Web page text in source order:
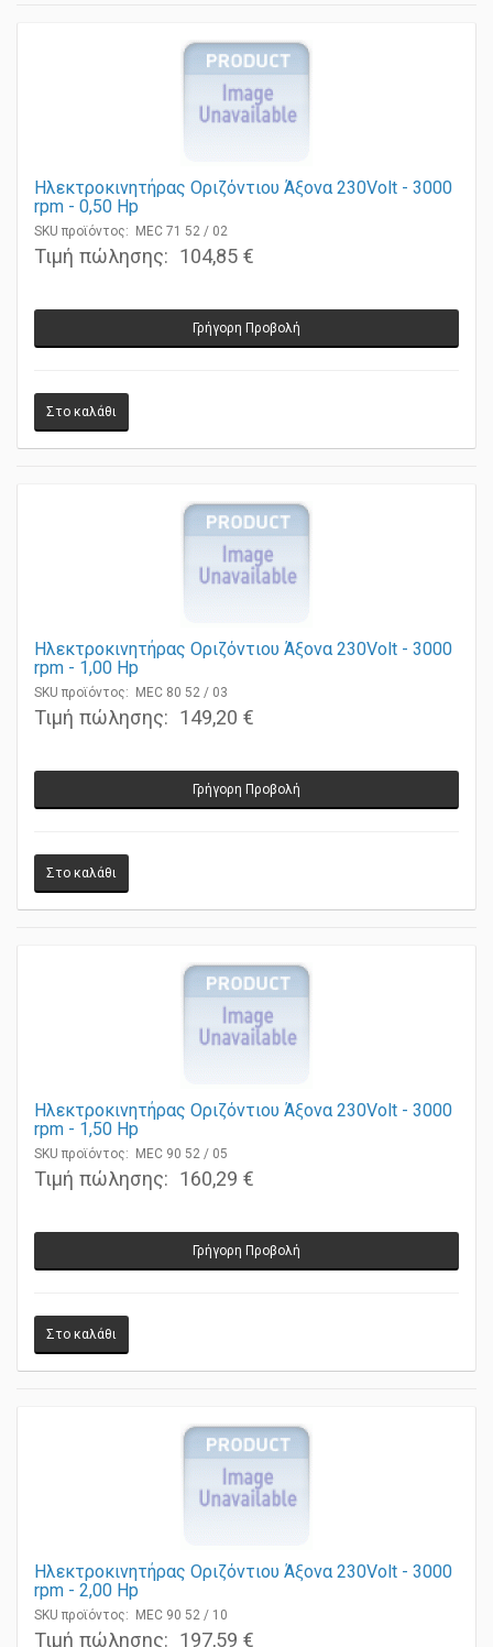
Ηλεκτροκινητήρας Οριζόντιου Άξονα 230Volt - 3000
rpm - 0,50 Ηp
SKU προϊόντος: MEC 71 52 / 02
Τιμή πώλησης: 104,85 €
Ηλεκτροκινητήρας Οριζόντιου Άξονα 230Volt - 3000
rpm - 1,00 Ηp
SKU προϊόντος: MEC 80 52 / 03
Τιμή πώλησης: 149,20 €
Ηλεκτροκινητήρας Οριζόντιου Άξονα 230Volt - 3000
rpm - 1,50 Ηp
SKU προϊόντος: MEC 90 52 / 05
Τιμή πώλησης: 160,29 €
Ηλεκτροκινητήρας Οριζόντιου Άξονα 230Volt - 3000
rpm - 2,00 Ηp
SKU προϊόντος: MEC 90 52 / 10